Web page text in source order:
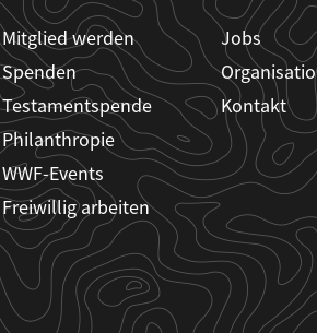
Mitglied werden
Spenden
Testamentspende
Philanthropie
WWF-Events
Freiwillig arbeiten
Jobs
Kontakt